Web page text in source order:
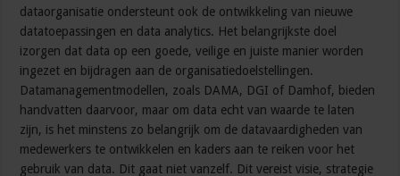
dataorganisatie ondersteunt ook de ontwikkeling van nieuwe
datatoepassingen en data analytics. Het belangrijkste doel
izorgen dat data op een goede, veilige en juiste manier worden
ingezet en bijdragen aan de organisatiedoelstellingen.
Datamanagementmodellen, zoals DAMA, DGI of Damhof, bieden
handvatten daarvoor, maar om data echt van waarde te laten
zijn, is het minstens zo belangrijk om de datavaardigheden van
medewerkers te ontwikkelen en kaders aan te reiken voor het
gebruik van data. Dit gaat niet vanzelf. Dit vereist visie, strategie